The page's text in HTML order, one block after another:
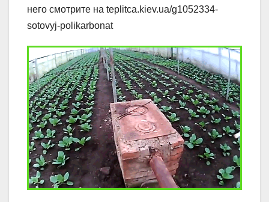
него смотрите на teplitca.kiev.ua/g1052334-
sotovyj-polikarbonat